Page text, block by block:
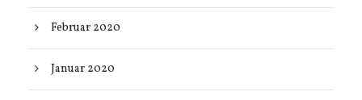
Februar 2020
Januar 2020